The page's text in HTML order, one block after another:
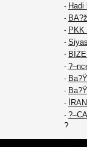
- Hadi
-
- PKK
-
-
-
-
-
-
-
?